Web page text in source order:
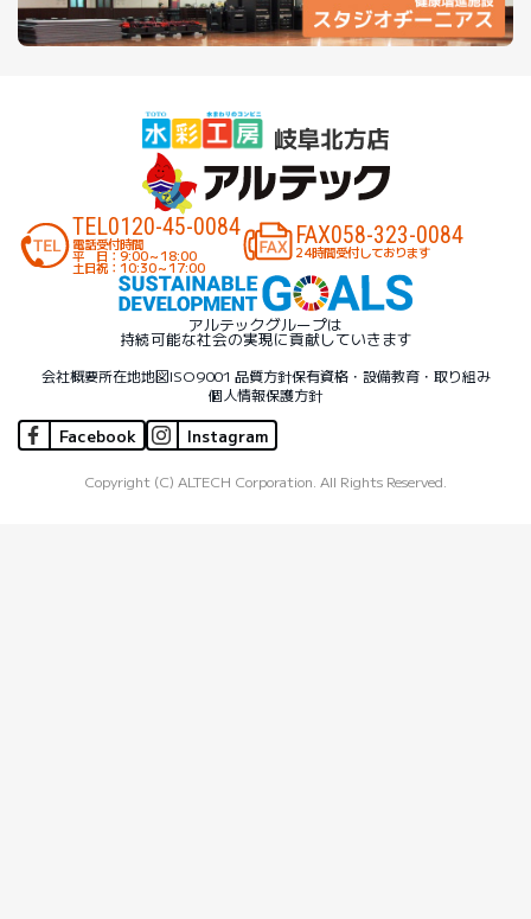
TEL0120-45-0084
電話受付時間
平 日：9:00～18:00
土日祝：10:30～17:00
FAX058-323-0084
24時間受付しております
アルテックグループは
持続可能な社会の実現に貢献していきます
会社概要所在地地図ISO9001 品質方針保有資格・設備教育・取り組み
個人情報保護方針
Facebook Instagram
Copyright (C) ALTECH Corporation. All Rights Reserved.